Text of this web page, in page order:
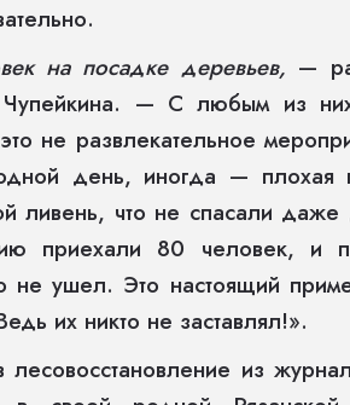
на посадке деревьев, —
Чупейкина. — С любым из
не развлекательное
день, иногда — плохая
ливень, что не спасали
приехали 80 человек, и
не ушел. Это настоящий
их никто не заставлял!».
из